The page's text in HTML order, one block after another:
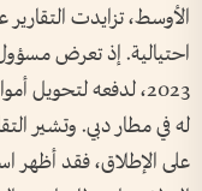
الأوسط، تزايدت
احتيالية. إذ تعرض
2023، لدفعه
له في مطار دبي. وتشير